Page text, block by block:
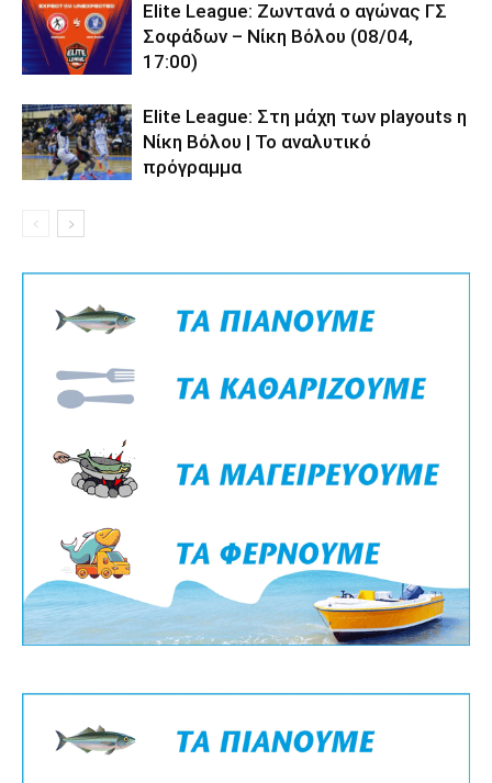
Elite League: Ζωντανά ο αγώνας ΓΣ
Σοφάδων – Νίκη Βόλου (08/04,
17:00)
Elite League: Στη μάχη των playouts η
Νίκη Βόλου | Το αναλυτικό
πρόγραμμα